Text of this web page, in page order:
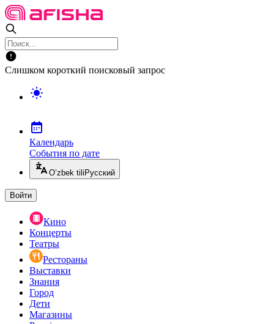
Слишком короткий поисковый запрос
Календарь
События по дате
O’zbek tili Русский
Войти
Кино
Концерты
Театры
Рестораны
Выставки
Знания
Город
Дети
Магазины